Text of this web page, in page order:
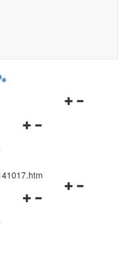
Navigationsmenü
Navigationsmenü